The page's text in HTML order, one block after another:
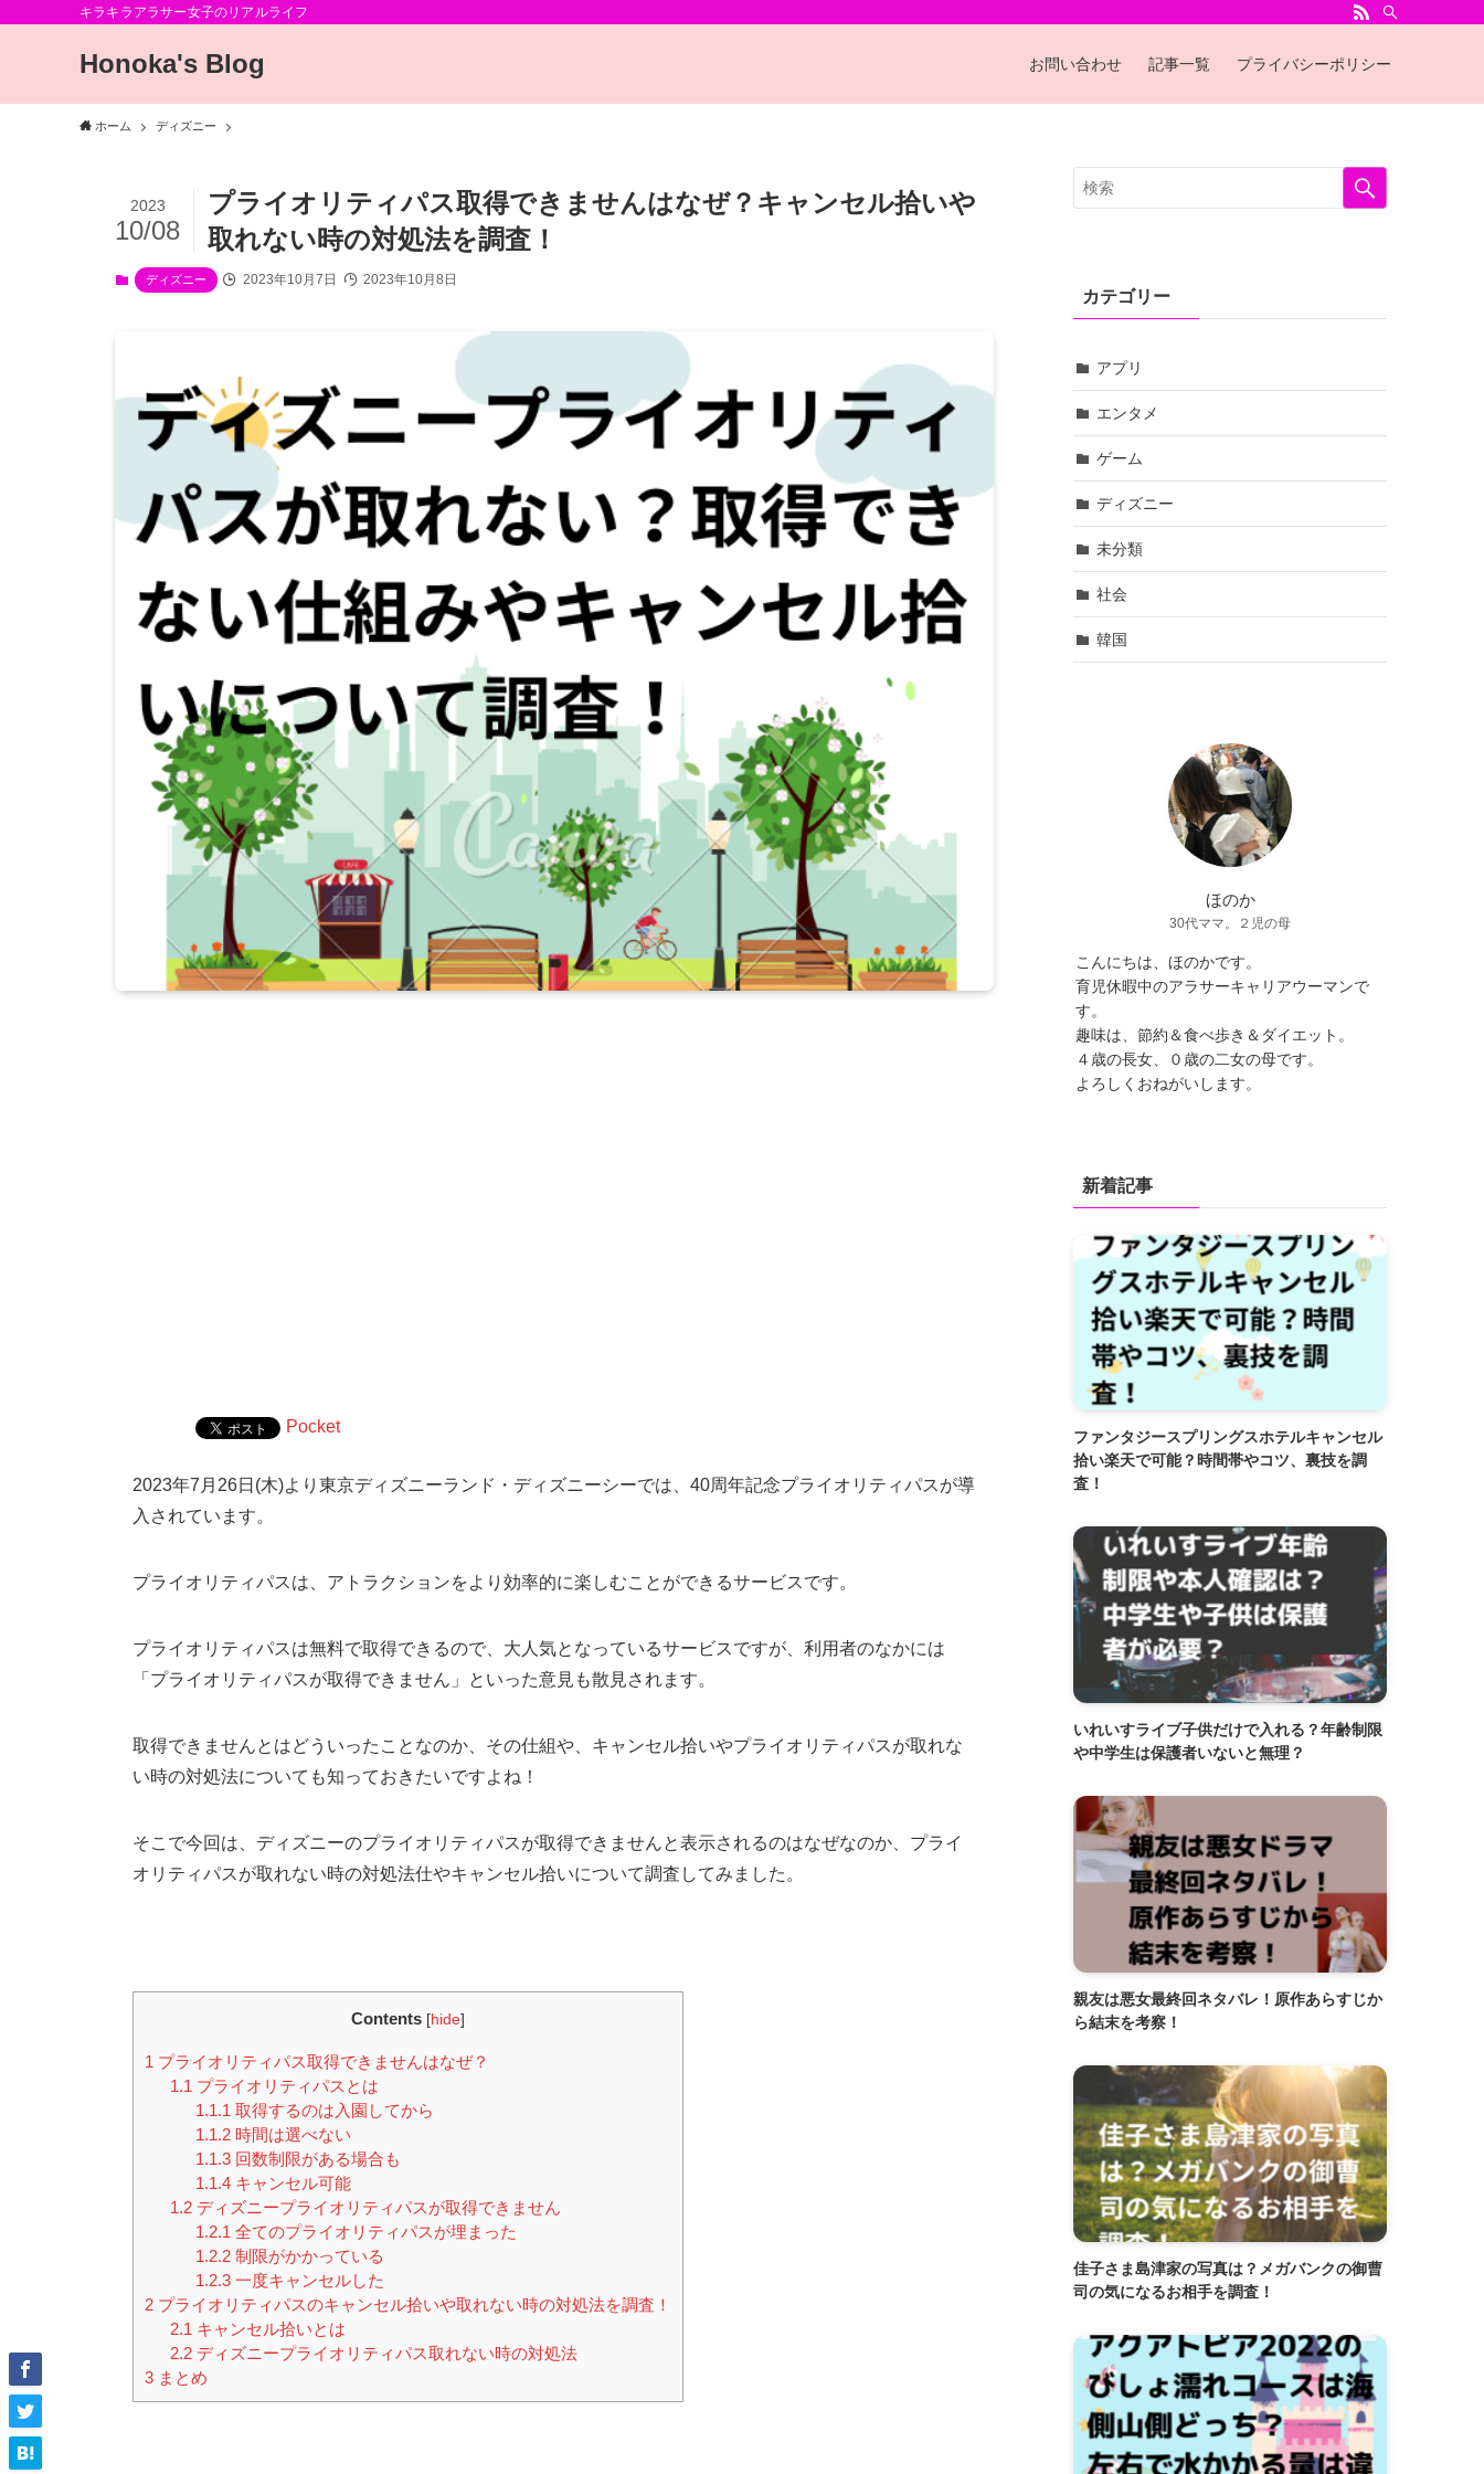
キラキラアラサー女子のリアルライフ
Honoka's Blog お問い合わせ 記事一覧 プライバシーポリシー
ホーム ディズニー
プライオリティパス取得できませんはなぜ？キャンセル拾いや
取れない時の対処法を調査！
2023
10/08
ディズニー 2023年10月7日 2023年10月8日
Pocket
2023年7月26日(木)より東京ディズニーランド・ディズニーシーでは、40周年記念プライオリティパスが導
入されています。
プライオリティパスは、アトラクションをより効率的に楽しむことができるサービスです。
プライオリティパスは無料で取得できるので、大人気となっているサービスですが、利用者のなかには
「プライオリティパスが取得できません」といった意見も散見されます。
取得できませんとはどういったことなのか、その仕組や、キャンセル拾いやプライオリティパスが取れな
い時の対処法についても知っておきたいですよね！
そこで今回は、ディズニーのプライオリティパスが取得できませんと表示されるのはなぜなのか、プライ
オリティパスが取れない時の対処法仕やキャンセル拾いについて調査してみました。
Contents [hide]
1 プライオリティパス取得できませんはなぜ？
1.1 プライオリティパスとは
1.1.1 取得するのは入園してから
1.1.2時間は選べない
1.1.3回数制限がある場合も
1.1.4キャンセル可能
1.2ディズニープライオリティパスが取得できません
1.2.1 全てのプライオリティパスが埋まった
1.2.2制限がかかっている
1.2.3一度キャンセルした
2 プライオリティパスのキャンセル拾いや取れない時の対処法を調査！
2.1 キャンセル拾いとは
2.2ディズニープライオリティパス取れない時の対処法
3 まとめ
カテゴリー
アプリ
エンタメ
ゲーム
ディズニー
未分類
社会
韓国
ほのか
30代ママ。２児の母
こんにちは、ほのかです。
育児休暇中のアラサーキャリアウーマンで
す。
趣味は、節約＆食べ歩き＆ダイエット。
４歳の長女、０歳の二女の母です。
よろしくおねがいします。
新着記事
ファンタジースプリングスホテルキャンセル
拾い楽天で可能？時間帯やコツ、裏技を調
査！
いれいすライブ子供だけで入れる？年齢制限
や中学生は保護者いないと無理？
親友は悪女最終回ネタバレ！原作あらすじか
ら結末を考察！
佳子さま島津家の写真は？メガバンクの御曹
司の気になるお相手を調査！